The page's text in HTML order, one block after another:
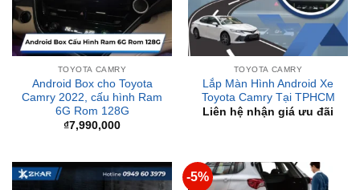
TOYOTA CAMRY
Android Box cho Toyota
Camry 2022, cấu hình Ram
6G Rom 128G
₫7,990,000
TOYOTA CAMRY
Lắp Màn Hình Android Xe
Toyota Camry Tại TPHCM
Liên hệ nhận giá ưu đãi